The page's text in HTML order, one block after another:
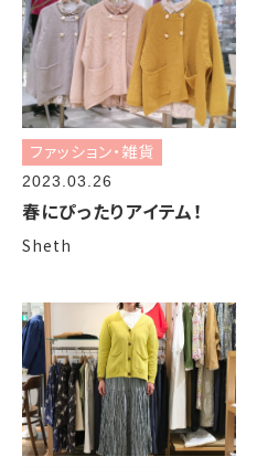
ファッション・雑貨
2023.03.26
春にぴったりアイテム！
Sheth